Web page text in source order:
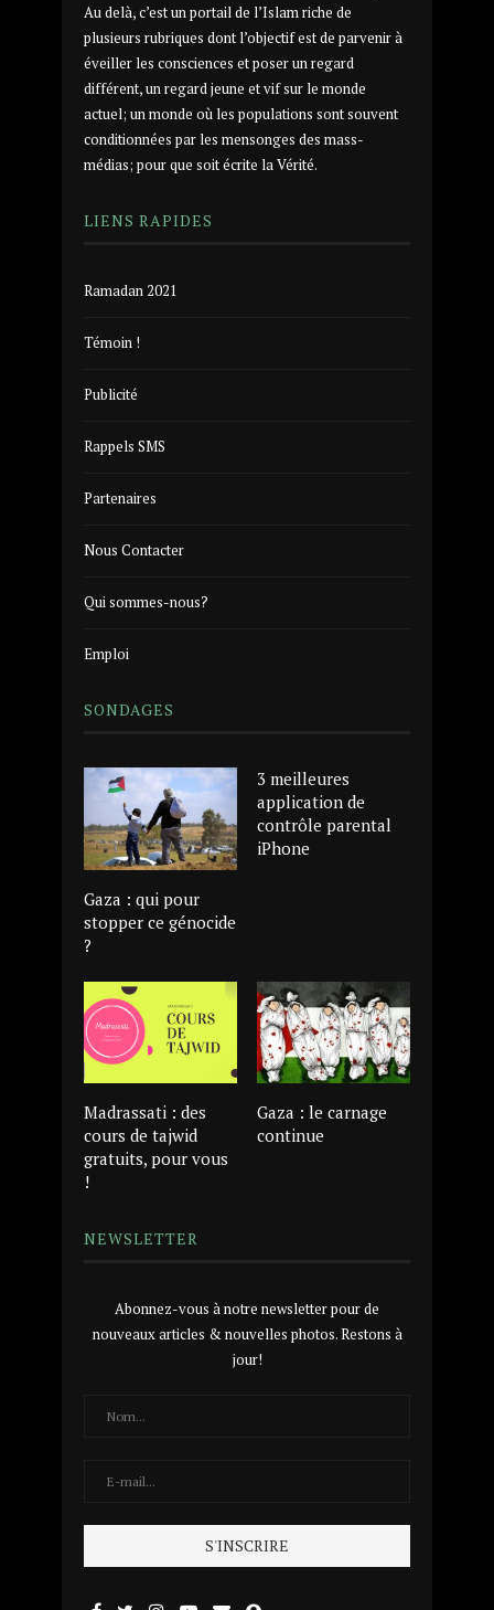
Au delà, c’est un portail de l’Islam riche de
plusieurs rubriques dont l’objectif est de parvenir à
éveiller les consciences et poser un regard
différent, un regard jeune et vif sur le monde
actuel; un monde où les populations sont souvent
conditionnées par les mensonges des mass-
médias; pour que soit écrite la Vérité.
LIENS RAPIDES
Ramadan 2021
Témoin !
Publicité
Rappels SMS
Partenaires
Nous Contacter
Qui sommes-nous?
Emploi
SONDAGES
Gaza : qui pour
stopper ce génocide
?
3 meilleures
application de
contrôle parental
iPhone
Madrassati : des
cours de tajwid
gratuits, pour vous
!
Gaza : le carnage
continue
NEWSLETTER
Abonnez-vous à notre newsletter pour de
nouveaux articles & nouvelles photos. Restons à
jour!